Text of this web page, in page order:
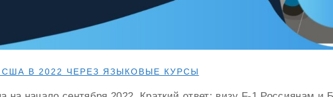
В 2022 ЧЕРЕЗ ЯЗЫКОВЫЕ КУРСЫ